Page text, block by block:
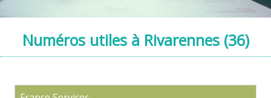
Numéros utiles à Rivarennes (36)